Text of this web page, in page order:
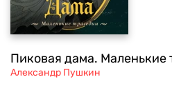
Пиковая дама. Маленькие
Александр Пушкин